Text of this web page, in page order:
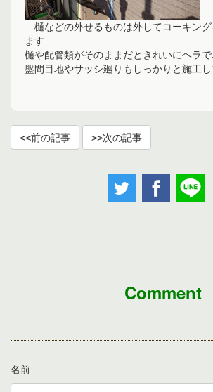
樋などの外せるものは外してコーキング
ます
樋や配管類がそのままだときれいにヘラ
盤間目地やサッシ廻りもしっかりと施工
前の記事 次の記事
Comment
名前